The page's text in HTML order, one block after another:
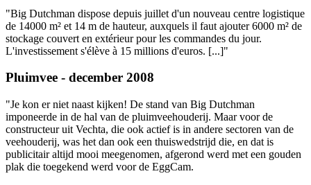
"Big Dutchman dispose depuis juillet d'un nouveau centre logistique
de 14000 m² et 14 m de hauteur, auxquels il faut ajouter 6000 m² de
stockage couvert en extérieur pour les commandes du jour.
L'investissement s'élève à 15 millions d'euros. [...]"
Pluimvee - december 2008
"Je kon er niet naast kijken! De stand van Big Dutchman
imponeerde in de hal van de pluimveehouderij. Maar voor de
constructeur uit Vechta, die ook actief is in andere sectoren van de
veehouderij, was het dan ook een thuiswedstrijd die, en dat is
publicitair altijd mooi meegenomen, afgerond werd met een gouden
plak die toegekend werd voor de EggCam.